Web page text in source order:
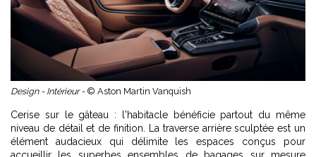
Design - Intérieur - © Aston Martin Vanquish
Cerise sur le gâteau : l'habitacle bénéficie partout du même
niveau de détail et de finition. La traverse arrière sculptée est un
élément audacieux qui délimite les espaces conçus pour
accueillir les superbes ensembles de bagages sur mesure